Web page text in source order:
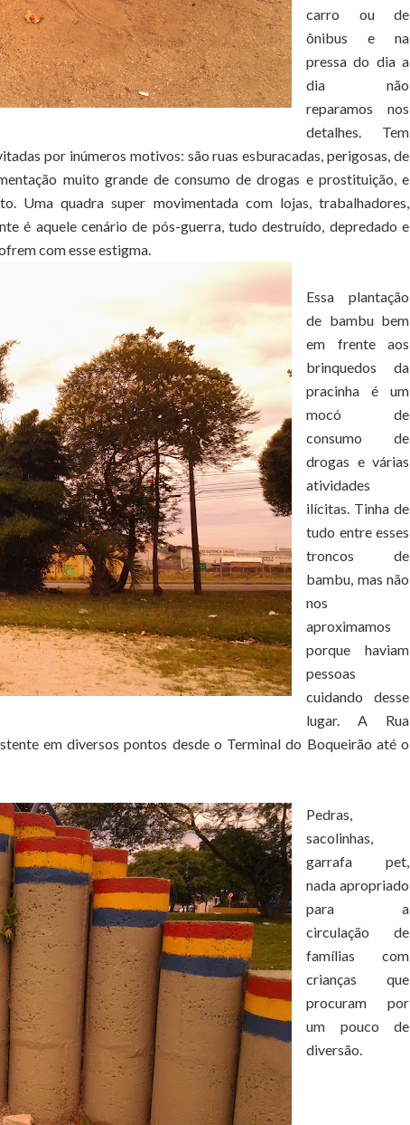
carro ou de
ônibus e na
pressa do dia a
dia não
reparamos nos
detalhes. Tem
por inúmeros motivos: são ruas esburacadas, perigosas, de
muito grande de consumo de drogas e prostituição, e
Uma quadrasuper movimentadacom lojas, trabalhadores,
é aquele cenário de pós-guerra, tudo destruído, depredado e
com esse estigma.
Essa plantação
de bambu bem
em frente aos
brinquedos da
pracinha é um
mocó de
consumo de
drogas e várias
atividades
ilícitas. Tinha de
tudo entre esses
troncos de
bambu, mas não
nos
aproximamos
porque haviam
pessoas
cuidando desse
lugar. A Rua
em diversos pontos desde o Terminal do Boqueirão até o
Pedras,
sacolinhas,
garrafa pet,
nada apropriado
para a
circulação de
famílias com
crianças que
procuram por
um pouco de
diversão.